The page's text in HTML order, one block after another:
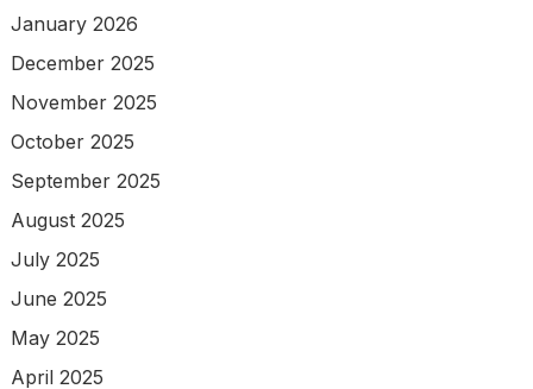
January 2026
December 2025
November 2025
October 2025
September 2025
August 2025
July 2025
June 2025
May 2025
April 2025